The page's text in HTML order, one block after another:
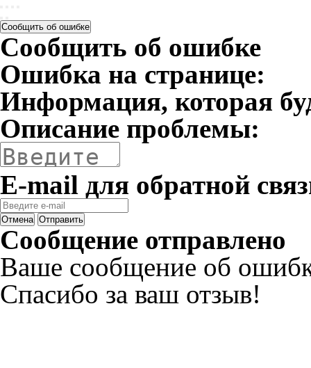
Сообщить об ошибке
Сообщить об ошибке
Ошибка на странице:
Информация, которая
Описание проблемы:
E-mail для обратной
Отмена Отправить
Сообщение отправлено
Ваше сообщение об
Спасибо за ваш отзыв!